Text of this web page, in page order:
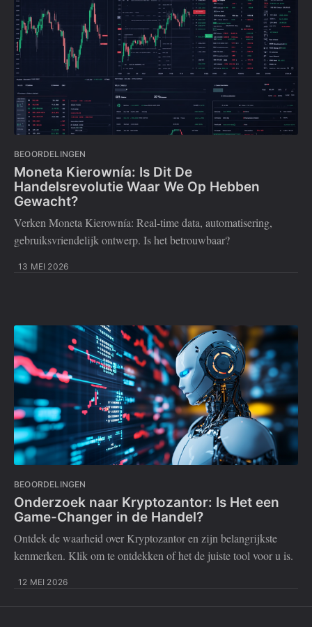
BEOORDELINGEN
Moneta Kierownía: Is Dit De
Handelsrevolutie Waar We Op Hebben
Gewacht?
Verken Moneta Kierownía: Real-time data, automatisering,
gebruiksvriendelijk ontwerp. Is het betrouwbaar?
13 MEI 2026
BEOORDELINGEN
Onderzoek naar Kryptozantor: Is Het een
Game-Changer in de Handel?
Ontdek de waarheid over Kryptozantor en zijn belangrijkste
kenmerken. Klik om te ontdekken of het de juiste tool voor u is.
12 MEI 2026